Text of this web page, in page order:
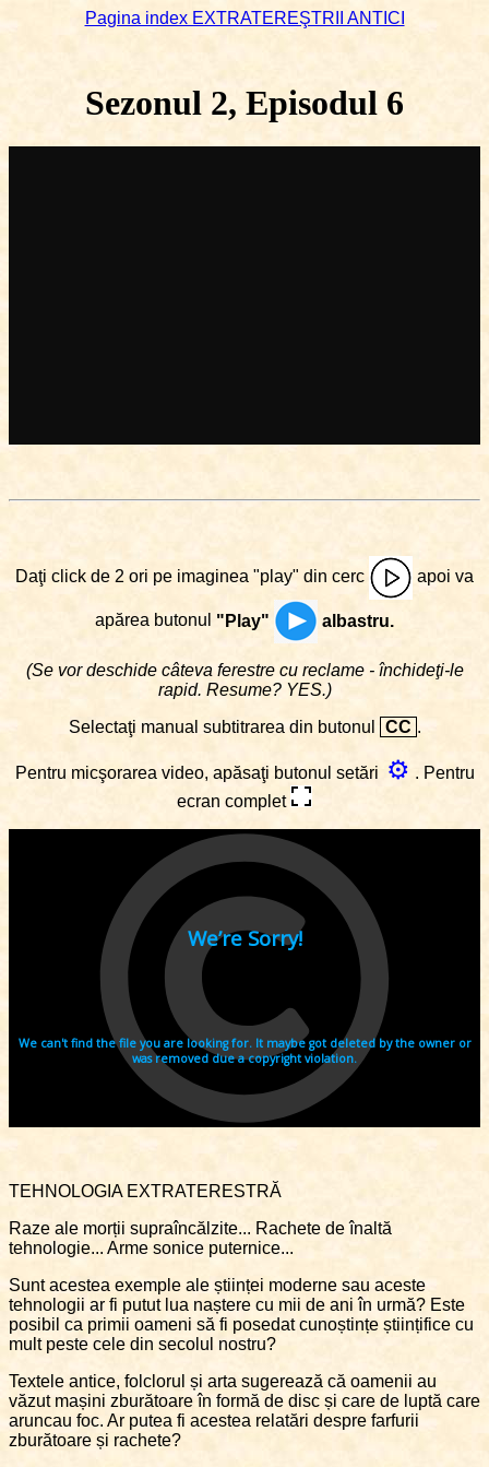
Pagina index EXTRATEREŞTRII ANTICI
Sezonul 2, Episodul 6
Daţi click de 2 ori pe imaginea "play" din cerc apoi va
apărea butonul "Play" albastru.
(Se vor deschide câteva ferestre cu reclame - închideţi-le
rapid. Resume? YES.)
Selectaţi manual subtitrarea din butonul
CC .
Pentru micşorarea video, apăsaţi butonul setări ⚙ . Pentru
ecran complet
TEHNOLOGIA EXTRATERESTRĂ
Raze ale morții supraîncălzite... Rachete de înaltă
tehnologie... Arme sonice puternice...
Sunt acestea exemple ale științei moderne sau aceste
tehnologii ar fi putut lua naștere cu mii de ani în urmă? Este
posibil ca primii oameni să fi posedat cunoștințe științifice cu
mult peste cele din secolul nostru?
Textele antice, folclorul și arta sugerează că oamenii au
văzut mașini zburătoare în formă de disc și care de luptă care
aruncau foc. Ar putea fi acestea relatări despre farfurii
zburătoare și rachete?